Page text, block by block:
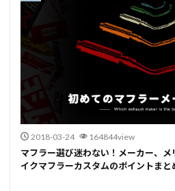
2018-03-24 164844view
マフラー選び迷わない！メーカー、
イクマフラーカスタムのポイントまと